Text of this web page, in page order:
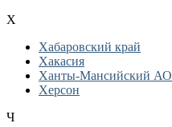
Х
Хабаровский край
Хакасия
Ханты-Мансийский АО
Херсон
Ч